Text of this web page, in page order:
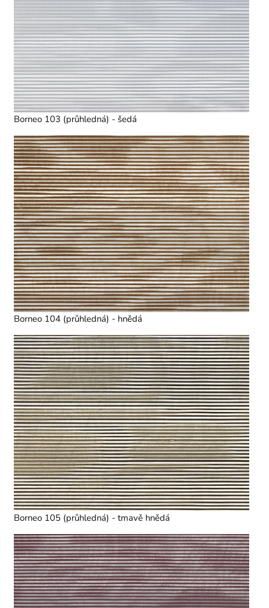
Borneo 103 (průhledná) - šedá
Borneo 104 (průhledná) - hnědá
Borneo 105 (průhledná) - tmavě hnědá